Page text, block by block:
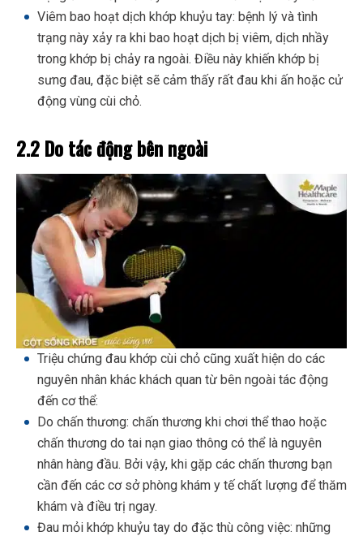
Viêm bao hoạt dịch khớp khuỷu tay: bệnh lý và tình
trạng này xảy ra khi bao hoạt dịch bị viêm, dịch nhầy
trong khớp bị chảy ra ngoài. Điều này khiến khớp bị
sưng đau, đặc biệt sẽ cảm thấy rất đau khi ấn hoặc cử
động vùng cùi chỏ.
2.2 Do tác động bên ngoài
Triệu chứng đau khớp cùi chỏ cũng xuất hiện do các
nguyên nhân khác khách quan từ bên ngoài tác động
đến cơ thể:
Do chấn thương: chấn thương khi chơi thể thao hoặc
chấn thương do tai nạn giao thông có thể là nguyên
nhân hàng đầu. Bởi vậy, khi gặp các chấn thương bạn
cần đến các cơ sở phòng khám y tế chất lượng để thăm
khám và điều trị ngay.
Đau mỏi khớp khuỷu tay do đặc thù công việc: những